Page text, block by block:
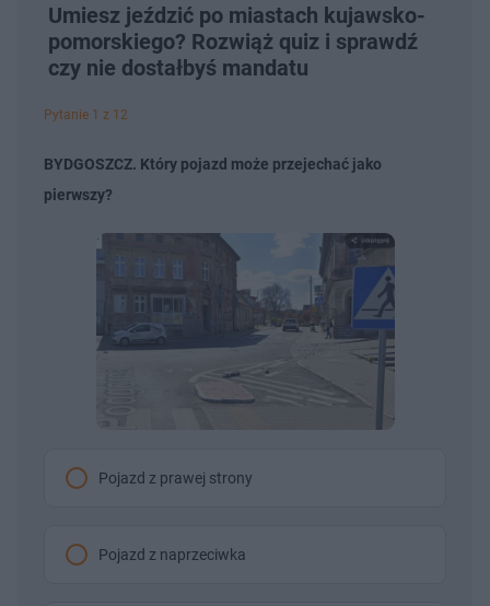
Umiesz jeździć po miastach kujawsko-
pomorskiego? Rozwiąż quiz i sprawdź
czy nie dostałbyś mandatu
Pytanie 1 z 12
BYDGOSZCZ. Który pojazd może przejechać jako
pierwszy?
Pojazd z prawej strony
Pojazd z naprzeciwka